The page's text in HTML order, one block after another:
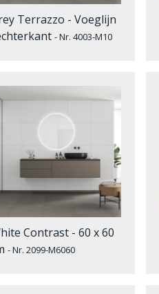
Terrazzo - Voeglijn
- Nr. 4003-M10
Contrast - 60 x 60
- Nr. 2099-M6060